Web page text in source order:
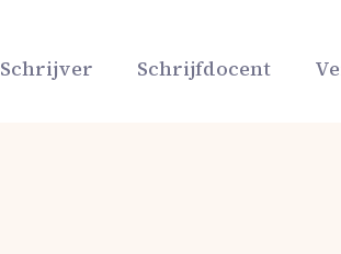
Schrijver Schrijfdocent